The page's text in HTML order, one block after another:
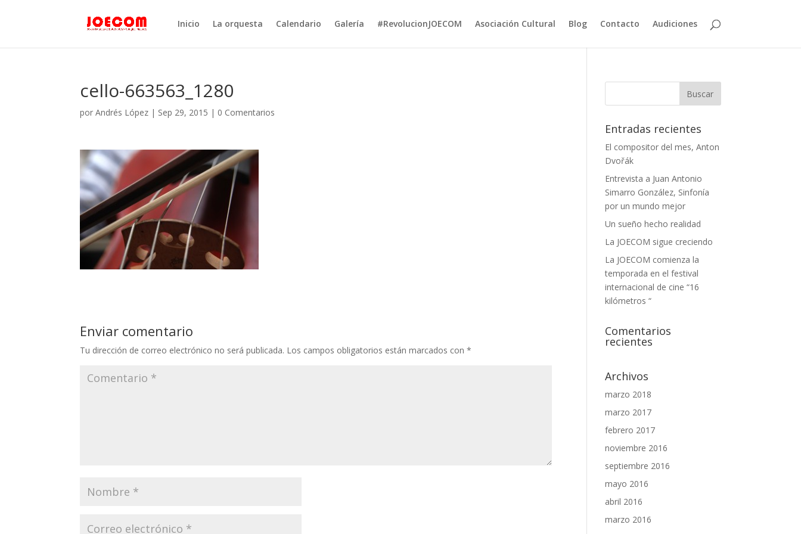
Inicio La orquesta Calendario Galería #RevolucionJOECOM Asociación Cultural Blog Contacto Audiciones
cello-663563_1280
porAndrés López | Sep 29, 2015 | 0 Comentarios
Enviar comentario
Tu dirección de correo electrónico no será publicada. Los campos obligatorios están marcados con*
Entradas recientes
El compositor del mes, Anton
Dvořák
Entrevista a Juan Antonio
Simarro González, Sinfonía
por un mundo mejor
Un sueño hecho realidad
La JOECOM sigue creciendo
La JOECOM comienza la
temporada en el festival
internacional de cine “16
kilómetros “
Comentarios
recientes
Archivos
marzo 2018
marzo 2017
febrero 2017
noviembre 2016
septiembre 2016
mayo 2016
abril 2016
marzo 2016